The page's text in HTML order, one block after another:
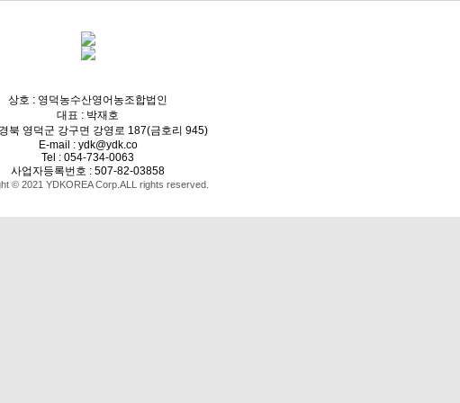
상호 : 영덕농수산영어농조합법인
대표 : 박재호
북 영덕군 강구면 강영로 187(금호리 945)
E-mail : ydk@ydk.co
Tel : 054-734-0063
사업자등록번호 : 507-82-03858
© 2021 YDKOREA Corp.ALL rights reserved.